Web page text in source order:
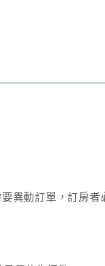
異動訂單，訂房者